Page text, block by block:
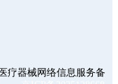
器械网络信息服务备